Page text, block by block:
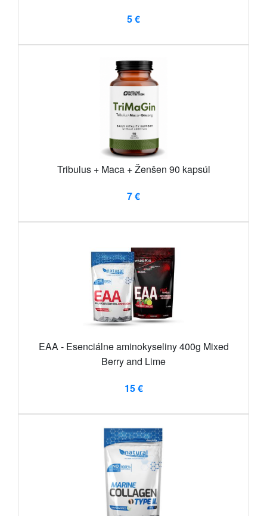
5 €
Tribulus + Maca + Ženšen 90 kapsúl
7 €
EAA - Esenciálne aminokyseliny 400g Mixed
Berry and Lime
15 €